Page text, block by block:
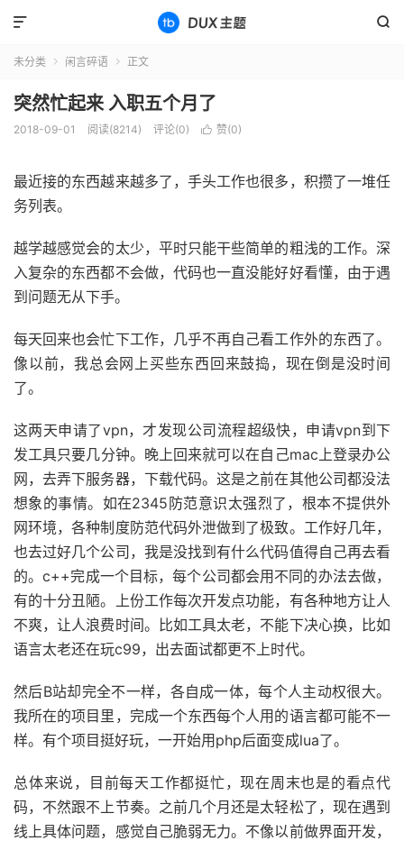


未分类  闲言碎语  正文
突然忙起来 入职五个月了
2018-09-01 阅读(8214) 评论(0)  赞(0)
最近接的东西越来越多了，手头工作也很多，积攒了一堆任
务列表。
越学越感觉会的太少，平时只能干些简单的粗浅的工作。深
入复杂的东西都不会做，代码也一直没能好好看懂，由于遇
到问题无从下手。
每天回来也会忙下工作，几乎不再自己看工作外的东西了。
像以前，我总会网上买些东西回来鼓捣，现在倒是没时间
了。
这两天申请了vpn，才发现公司流程超级快，申请vpn到下
发工具只要几分钟。晚上回来就可以在自己mac上登录办公
网，去弄下服务器，下载代码。这是之前在其他公司都没法
想象的事情。如在2345防范意识太强烈了，根本不提供外
网环境，各种制度防范代码外泄做到了极致。工作好几年，
也去过好几个公司，我是没找到有什么代码值得自己再去看
的。c++完成一个目标，每个公司都会用不同的办法去做，
有的十分丑陋。上份工作每次开发点功能，有各种地方让人
不爽，让人浪费时间。比如工具太老，不能下决心换，比如
语言太老还在玩c99，出去面试都更不上时代。
然后B站却完全不一样，各自成一体，每个人主动权很大。
我所在的项目里，完成一个东西每个人用的语言都可能不一
样。有个项目挺好玩，一开始用php后面变成lua了。
总体来说，目前每天工作都挺忙，现在周末也是的看点代
码，不然跟不上节奏。之前几个月还是太轻松了，现在遇到
线上具体问题，感觉自己脆弱无力。不像以前做界面开发，